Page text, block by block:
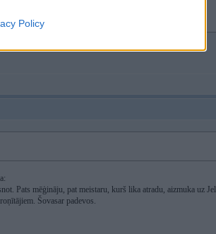
Policy
Pats mēģināju, pat meistaru, kurš lika atradu, aizmuka uz
Šovasar padevos.